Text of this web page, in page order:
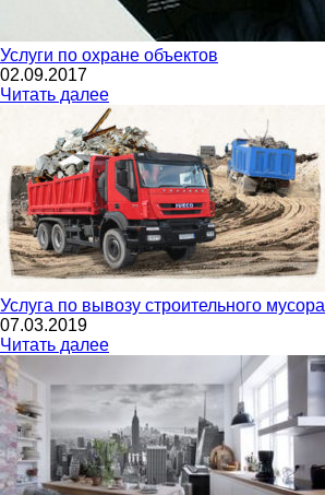
Услуги по охране объектов
02.09.2017
Читать далее
Услуга по вывозу строительного мусора
07.03.2019
Читать далее